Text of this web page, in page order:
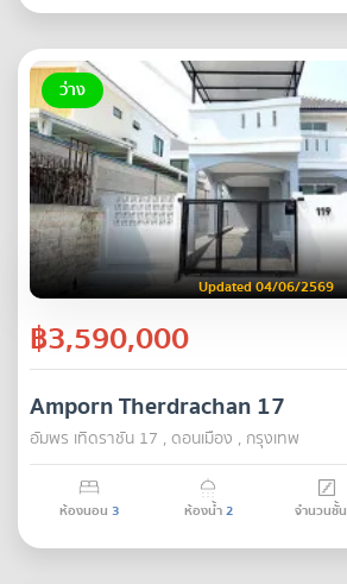
ว่าง
Updated 04/06/2569
฿3,590,000
Amporn Therdrachan 17
อัมพร เทิดราชัน 17 , ดอนเมือง , กรุงเทพ
ห้องนอน 3 ห้องน้ำ2 จำนวนชั้น